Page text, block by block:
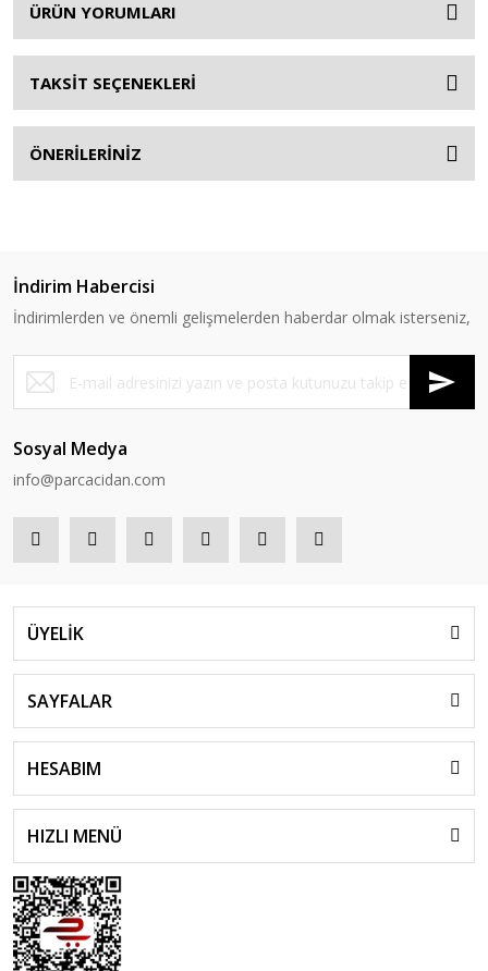
ÜRÜN YORUMLARI
TAKSİT SEÇENEKLERİ
ÖNERİLERİNİZ
İndirim Habercisi
İndirimlerden ve önemli gelişmelerden haberdar olmak isterseniz,
Sosyal Medya
info@parcacidan.com
ÜYELİK
SAYFALAR
HESABIM
HIZLI MENÜ